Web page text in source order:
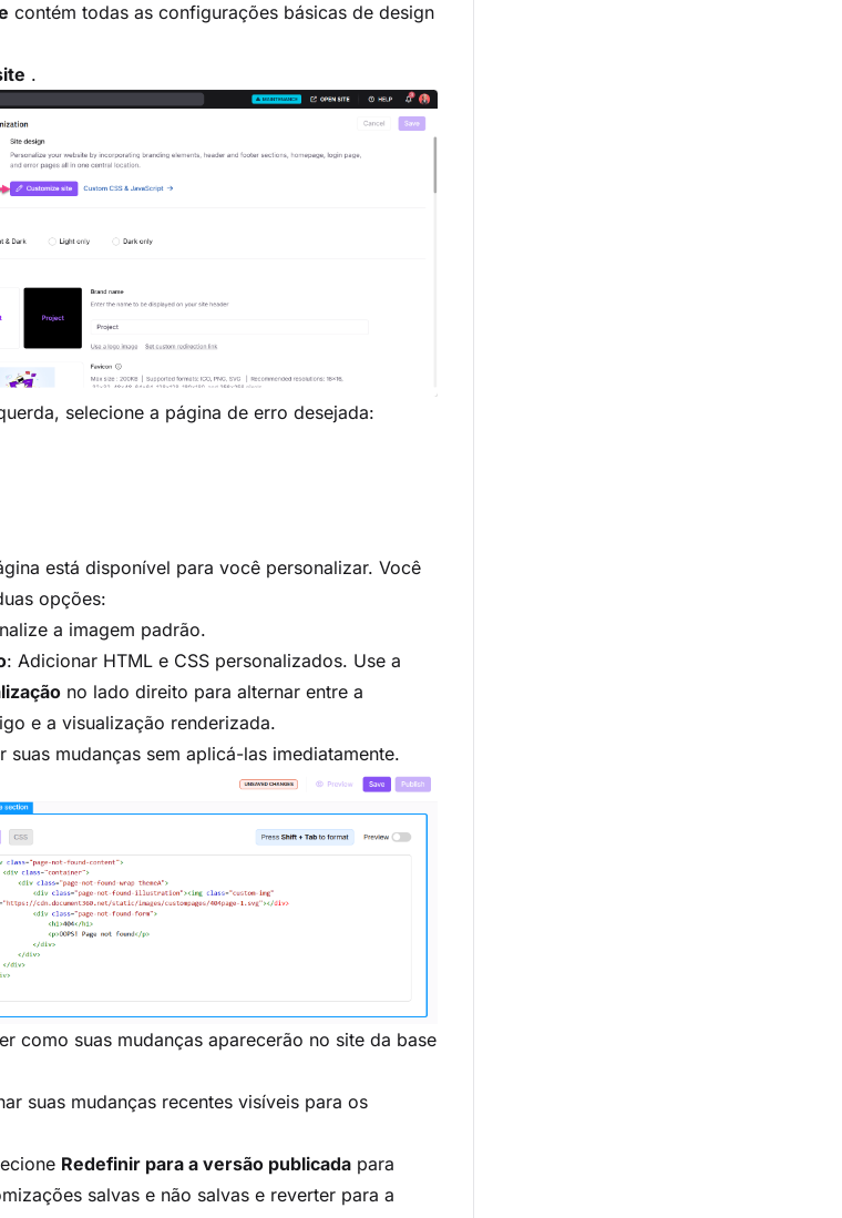
contém todas as configurações básicas de design
.
selecione a página de erro desejada:
está disponível para você personalizar. Você
opções:
a imagem padrão.
: Adicionar HTML e CSS personalizados. Use a
no lado direito para alternar entre a
e a visualização renderizada.
suas mudanças sem aplicá-las imediatamente.
como suas mudanças aparecerão no site da base
suas mudanças recentes visíveis para os
Redefinir para a versão publicada para
salvas e não salvas e reverter para a